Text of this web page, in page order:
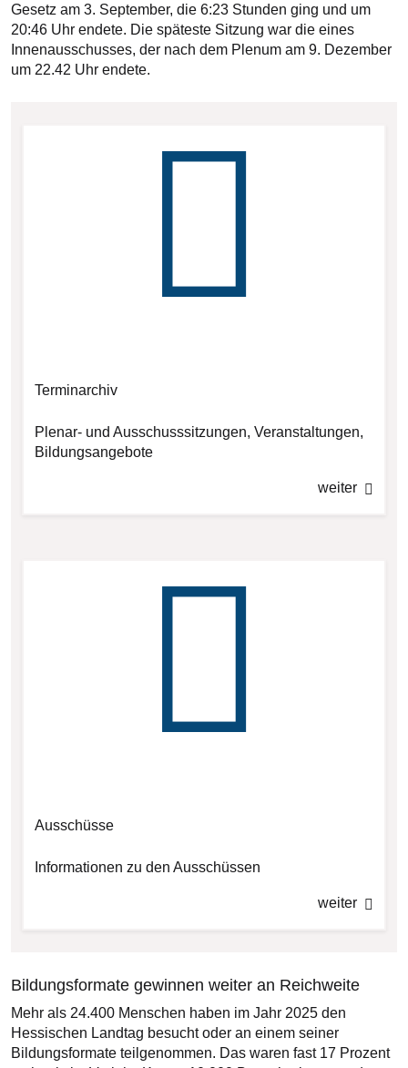
Gesetz am 3. September, die 6:23 Stunden ging und um
20:46 Uhr endete. Die späteste Sitzung war die eines
Innenausschusses, der nach dem Plenum am 9. Dezember
um 22.42 Uhr endete.
Terminarchiv
Plenar- und Ausschusssitzungen, Veranstaltungen,
Bildungsangebote
weiter
Ausschüsse
Informationen zu den Ausschüssen
weiter
Bildungsformate gewinnen weiter an Reichweite
Mehr als 24.400 Menschen haben im Jahr 2025 den
Hessischen Landtag besucht oder an einem seiner
Bildungsformate teilgenommen. Das waren fast 17 Prozent